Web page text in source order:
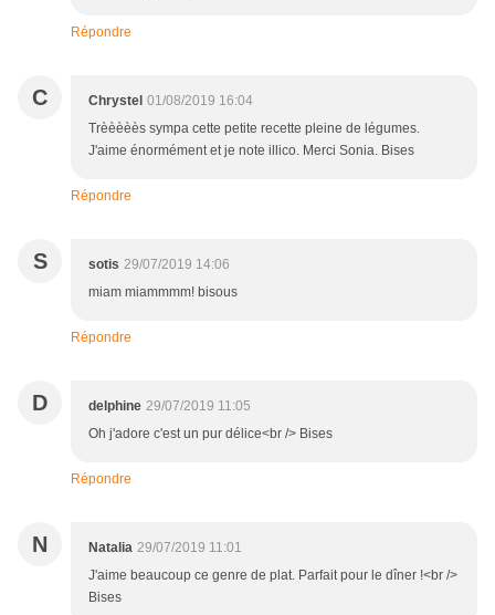
Répondre
C Chrystel 01/08/2019 16:04
Trèèèèès sympa cette petite recette pleine de légumes.
J'aime énormément et je note illico. Merci Sonia. Bises
Répondre
S sotis 29/07/2019 14:06
miam miammmm! bisous
Répondre
D delphine 29/07/2019 11:05
Oh j'adore c'est un pur délice<br /> Bises
Répondre
N Natalia 29/07/2019 11:01
J'aime beaucoup ce genre de plat. Parfait pour le dîner !<br />
Bises